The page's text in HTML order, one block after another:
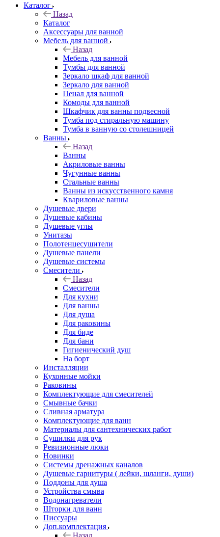
Каталог
Назад
Каталог
Аксессуары для ванной
Мебель для ванной
Назад
Мебель для ванной
Тумбы для ванной
Зеркало шкаф для ванной
Зеркало для ванной
Пенал для ванной
Комоды для ванной
Шкафчик для ванны подвесной
Тумба под стиральную машину
Тумба в ванную со столешницей
Ванны
Назад
Ванны
Акриловые ванны
Чугунные ванны
Стальные ванны
Ванны из искусственного камня
Квариловые ванны
Душевые двери
Душевые кабины
Душевые углы
Унитазы
Полотенцесушители
Душевые панели
Душевые системы
Смесители
Назад
Смесители
Для кухни
Для ванны
Для душа
Для раковины
Для биде
Для бани
Гигиенический душ
На борт
Инсталляции
Кухонные мойки
Раковины
Комплектующие для смесителей
Смывные бачки
Сливная арматура
Комплектующие для ванн
Материалы для сантехнических работ
Сушилки для рук
Ревизионные люки
Новинки
Системы дренажных каналов
Душевые гарнитуры ( лейки, шланги, души)
Поддоны для душа
Устройства смыва
Водонагреватели
Шторки для ванн
Писсуары
Доп.комплектация
Назад